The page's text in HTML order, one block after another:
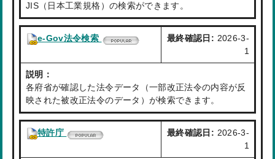
JIS（日本工業規格）の検索ができます。
e-Gov法令検索 最終確認日: 2026-3-
1
説明：
各府省が確認した法令データ（一部改正法令の内容が反
映された被改正法令のデータ）が検索できます。
特許庁 最終確認日: 2026-3-
1